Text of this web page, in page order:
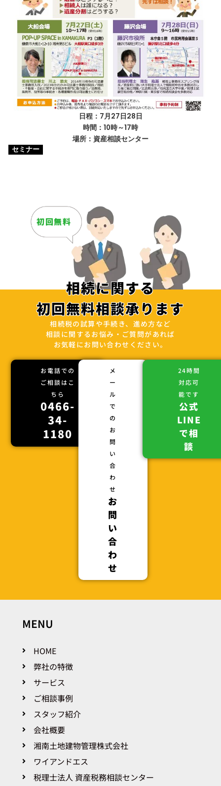
日程：7月27日28日
時間：10時～17時
場所：資産相談センター
セミナー
初回無料
相続に関する
初回無料相談承ります
相続税の試算や手続き、進め方など
相談に関するお悩み・ご質問があれば
お気軽にお問い合わせください。
お電話での
ご相談はこ
ちら
0466-
34-
1180
メ
ー
ル
で
の
お
問
い
合
わ
せ
お
問
い
合
わ
せ
24時間
対応可
能です
公式
LINE
で相
談
MENU
HOME
弊社の特徴
サービス
ご相談事例
スタッフ紹介
会社概要
湘南土地建物管理株式会社​
ワイアンドエス
税理士法人 資産税務相談センター